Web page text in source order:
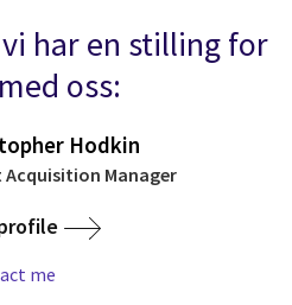
har en stilling for
oss:
Hodkin
Acquisition Manager
me